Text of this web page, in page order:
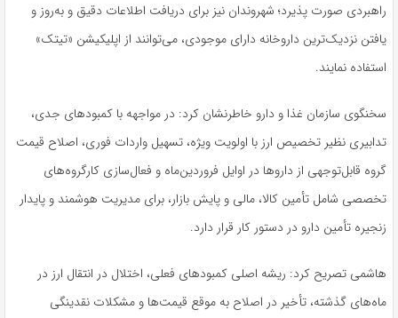
راهبردی صورت پذیرد؛ شهروندان نیز برای دریافت اطلاعات دقیق و به‌روز و
یافتن نزدیک‌ترین داروخانه دارای موجودی، می‌توانند از اپلیکیشن «تیتک»
استفاده نمایند.
سخنگوی سازمان غذا و دارو خاطرنشان کرد: در مواجهه با کمبودهای جدی،
تدابیری نظیر تخصیص ارز با اولویت ویژه، تسهیل واردات فوری، اصلاح قیمت
گروه قابل‌توجهی از داروها در اوایل فروردین‌ماه و فعال‌سازی کارگروه‌های
تخصصی شامل تأمین کالا، مالی و پایش بازار، برای مدیریت هوشمند و پایدار
زنجیره تأمین دارو در دستور کار قرار دارد.
هاشمی تصریح کرد: ریشه اصلی کمبودهای فعلی، اختلال در انتقال ارز در
ماه‌های گذشته، تأخیر در اصلاح به‌ موقع قیمت‌ها و مشکلات نقدینگی